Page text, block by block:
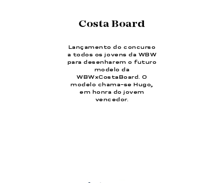
Costa Board
Lançamento do concurso
a todos os jovens da WBW
para desenharem o futuro
modelo da
WBWxCostaBoard. O
modelo chama-se Hugo,
em honra do jovem
vencedor.